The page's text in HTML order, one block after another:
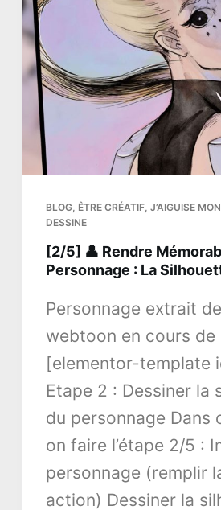
n
u
BLOG, ÊTRE CRÉATIF, J’AIGUISE
DESSINE
[2/5] 👤 Rendre
Personnage : La
Personnage extrait
webtoon en cours
[elementor-template
Etape 2 : Dessiner la
du personnage Dans
on faire l’étape 2/5 :
personnage (remplir
action) Dessiner la